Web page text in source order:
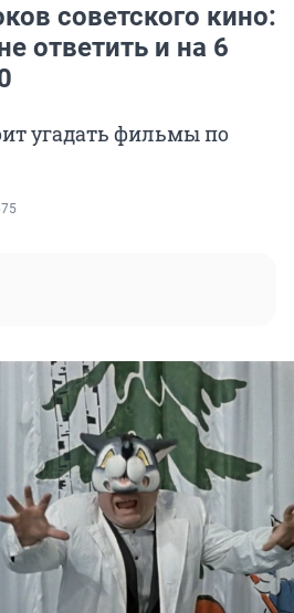
советского кино:
ответить и на 6
угадать фильмы по